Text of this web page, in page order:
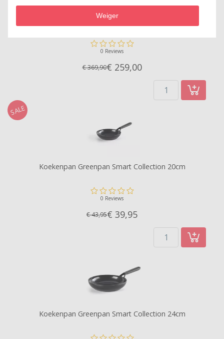
Pannenset Greenpan Smart Collection 7-delig
0 Reviews
€ 369,90€ 259,00
SALE
Koekenpan Greenpan Smart Collection 20cm
0 Reviews
€ 43,95€ 39,95
Koekenpan Greenpan Smart Collection 24cm
Weiger